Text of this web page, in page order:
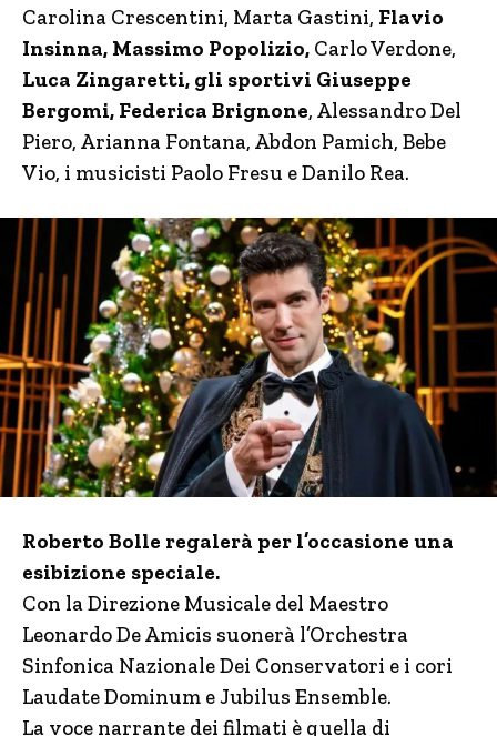
Carolina Crescentini, Marta Gastini, Flavio
Insinna, Massimo Popolizio, Carlo Verdone,
Luca Zingaretti, gli sportivi Giuseppe
Bergomi, Federica Brignone, Alessandro Del
Piero, Arianna Fontana, Abdon Pamich, Bebe
Vio, i musicisti Paolo Fresu e Danilo Rea.
Roberto Bolle regalerà per l’occasione una
esibizione speciale.
Con la Direzione Musicale del Maestro
Leonardo De Amicis suonerà l’Orchestra
Sinfonica Nazionale Dei Conservatori e i cori
Laudate Dominum e Jubilus Ensemble.
La voce narrante dei filmati è quella di